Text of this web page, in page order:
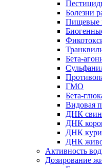
Болезни
Пищевые
Бета-
ГМО
Бета-
Видовая
ДНК
ДНК
ДНК
ДНК
Активность
Дозирование